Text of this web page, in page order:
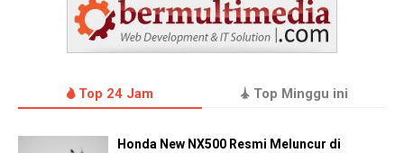
Top 24 Jam Top Minggu ini
Honda New NX500 Resmi Meluncur di